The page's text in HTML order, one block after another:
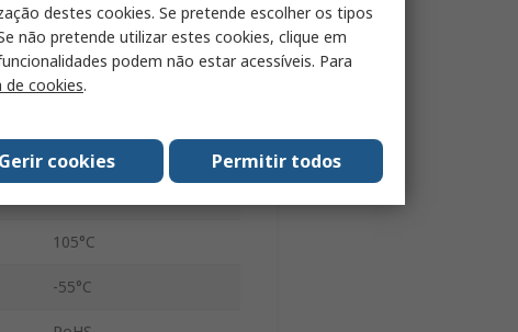
Valor
TE Connectivity
Junta para conector
105°C
-55°C
destes cookies. Se pretende escolher os tipos
não pretende utilizar estes cookies, clique em
podem não estar acessíveis. Para
de cookies.
Permitir todos
Gerir cookies